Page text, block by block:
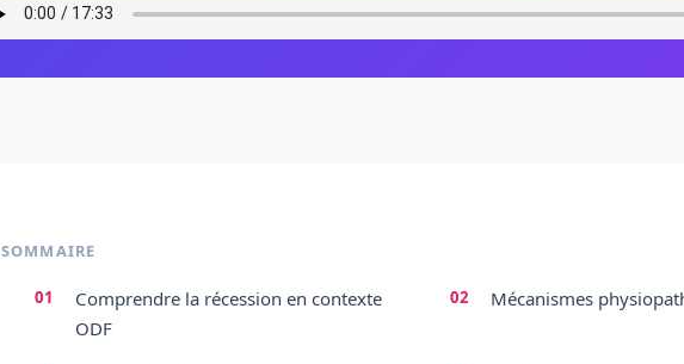
SOMMAIRE
Comprendre la récession en contexte
ODF
Mécanismes